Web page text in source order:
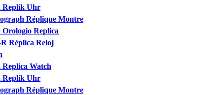
Replik Uhr
Réplique Montre
Replica
Réplica Reloj
Watch
Replik Uhr
Réplique Montre